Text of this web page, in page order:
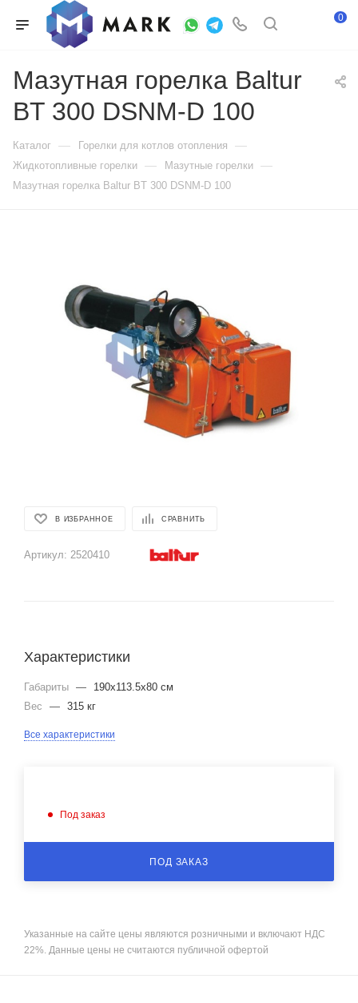
0
Мазутная горелка Baltur
BT 300 DSNM-D 100
Каталог — Горелки для котлов отопления —
Жидкотопливные горелки — Мазутные горелки —
Мазутная горелка Baltur BT 300 DSNM-D 100
В ИЗБРАННОЕ СРАВНИТЬ
Артикул: 2520410
Характеристики
Габариты —
190x113.5x80 см
Вес
— 315 кг
Все характеристики
Под заказ
ПОД ЗАКАЗ
Указанные на сайте цены являются розничными и включают НДС
22%. Данные цены не считаются публичной офертой